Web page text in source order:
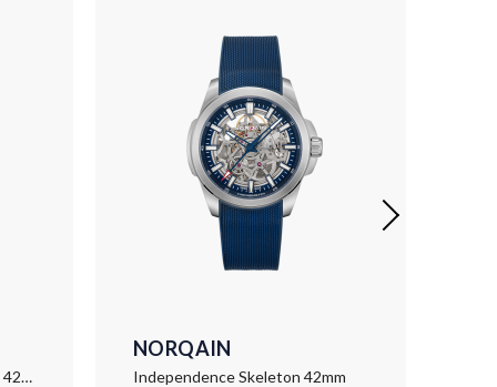
Independence Skeleton DLC 42mm
NORQAIN
Independence Skeleton 42mm